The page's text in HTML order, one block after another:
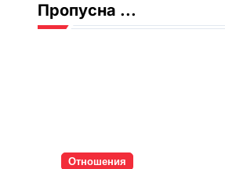
Пропусна ...
Отношения